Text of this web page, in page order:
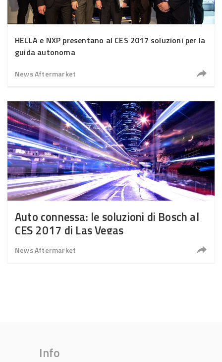
HELLA e NXP presentano al CES 2017 soluzioni per la
guida autonoma
News Aftermarket
Auto connessa: le soluzioni di Bosch al
CES 2017 di Las Vegas
News Aftermarket
Info